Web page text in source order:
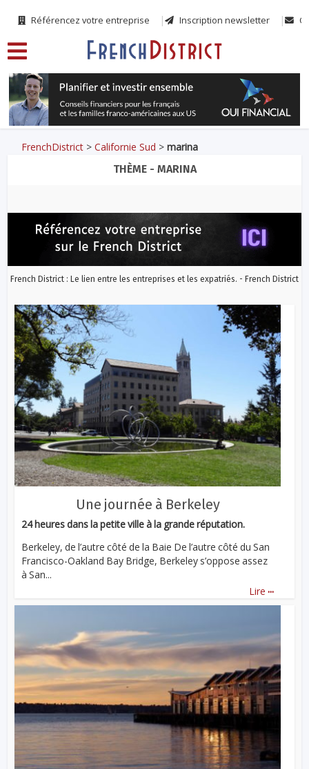
Référencez votre entreprise Inscription newsletter
FrenchDistrict >Californie Sud >marina
THÈME - MARINA
French District : Le lien entre les entreprises et les expatriés. - French District
Une journée à Berkeley
24 heures dans la petite ville à la grande réputation.
Berkeley, de l’autre côté de la Baie De l’autre côté du San
Francisco-Oakland Bay Bridge, Berkeley s’oppose assez
à San...
Lire ...